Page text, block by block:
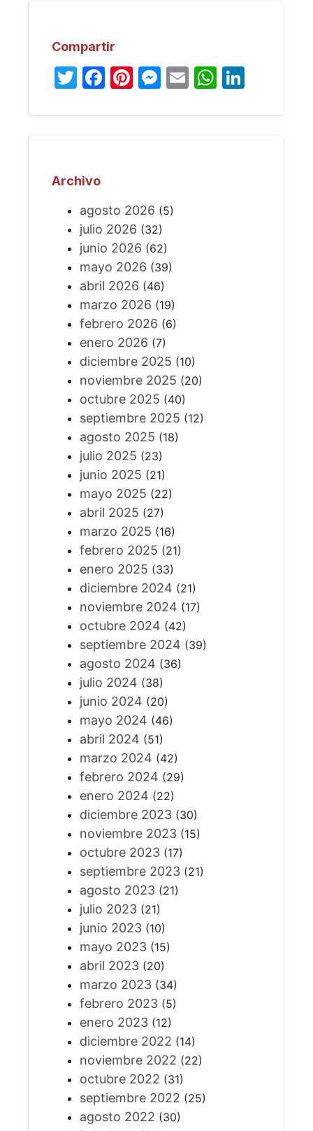
Compartir
Twitter
Facebook
Pinterest
Messenger
Email
Archivo
agosto 2026 (5)
julio 2026 (32)
junio 2026 (62)
mayo 2026 (39)
abril 2026 (46)
marzo 2026 (19)
febrero 2026 (6)
enero 2026 (7)
diciembre 2025 (10)
noviembre 2025 (20)
octubre 2025 (40)
septiembre 2025 (12)
agosto 2025 (18)
julio 2025 (23)
junio 2025 (21)
mayo 2025 (22)
abril 2025 (27)
marzo 2025 (16)
febrero 2025 (21)
enero 2025 (33)
diciembre 2024 (21)
noviembre 2024 (17)
octubre 2024 (42)
septiembre 2024 (39)
agosto 2024 (36)
julio 2024 (38)
junio 2024 (20)
mayo 2024 (46)
abril 2024 (51)
marzo 2024 (42)
febrero 2024 (29)
enero 2024 (22)
diciembre 2023(30)
noviembre 2023(15)
octubre 2023(17)
septiembre 2023(21)
agosto 2023(21)
julio 2023(21)
junio 2023(10)
mayo 2023(15)
abril 2023(20)
marzo 2023(34)
febrero 2023(5)
enero 2023(12)
diciembre 2022 (14)
noviembre 2022 (22)
octubre 2022 (31)
septiembre 2022 (25)
agosto 2022 (30)